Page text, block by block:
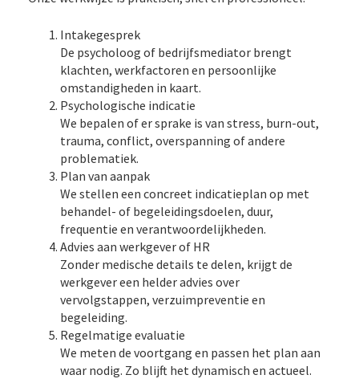
Intakegesprek
De psycholoog of bedrijfsmediator brengt
klachten, werkfactoren en persoonlijke
omstandigheden in kaart.
Psychologische indicatie
We bepalen of er sprake is van stress, burn-out,
trauma, conflict, overspanning of andere
problematiek.
Plan van aanpak
We stellen een concreet indicatieplan op met
behandel- of begeleidingsdoelen, duur,
frequentie en verantwoordelijkheden.
Advies aan werkgever of HR
Zonder medische details te delen, krijgt de
werkgever een helder advies over
vervolgstappen, verzuimpreventie en
begeleiding.
Regelmatige evaluatie
We meten de voortgang en passen het plan aan
waar nodig. Zo blijft het dynamisch en actueel.